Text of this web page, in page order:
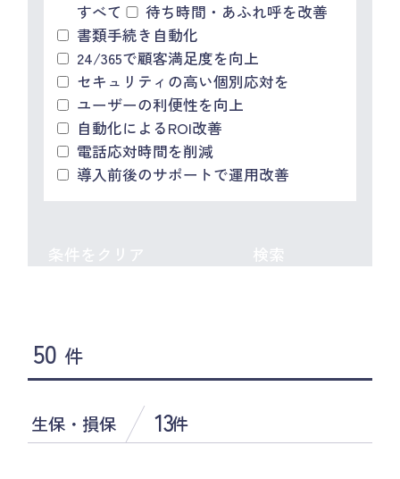
すべて
待ち時間・あふれ呼を改善
書類手続き自動化
24/365で顧客満足度を向上
セキュリティの高い個別応対を
ユーザーの利便性を向上
自動化によるROI改善
電話応対時間を削減
導入前後のサポートで運用改善
条件をクリア 検索
50 件
生保・損保 13件